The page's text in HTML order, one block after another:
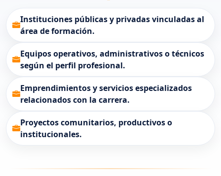
Instituciones públicas y privadas vinculadas al
área de formación.
Equipos operativos, administrativos o técnicos
según el perfil profesional.
Emprendimientos y servicios especializados
relacionados con la carrera.
Proyectos comunitarios, productivos o
institucionales.